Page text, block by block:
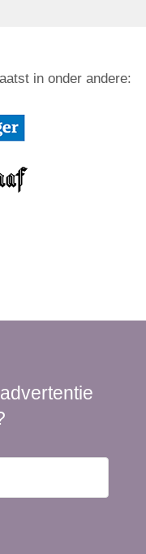
in onder andere: